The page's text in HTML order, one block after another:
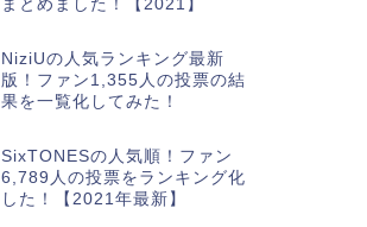
まとめました！【2021】
NiziUの人気ランキング最新
版！ファン1,355人の投票の結
果を一覧化してみた！
SixTONESの人気順！ファン
6,789人の投票をランキング化
した！【2021年最新】